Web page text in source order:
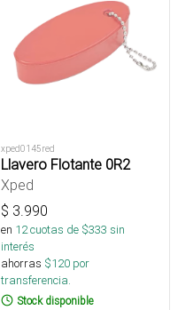
xped0145red
Llavero Flotante 0R2
Xped
$ 3.990
en 12cuotas de $333 sin
interés
ahorras $120 por
transferencia.
Stock disponible